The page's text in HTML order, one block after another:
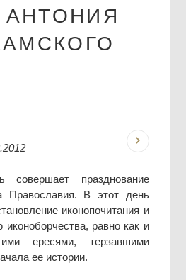
АНТОНИЯ
празднование
Православия. В этот день
иконопочитания и
равно как и
ересями, терзавшими
ее истории.